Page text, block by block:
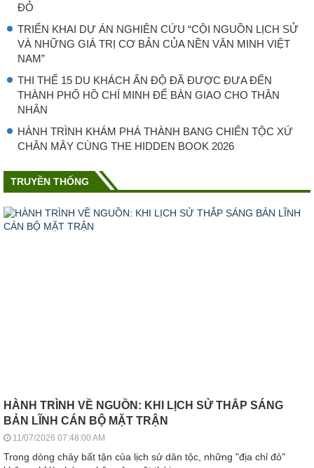
ĐỎ
TRIỂN KHAI DỰ ÁN NGHIÊN CỨU “CỘI NGUỒN LỊCH SỬ
VÀ NHỮNG GIÁ TRỊ CƠ BẢN CỦA NỀN VĂN MINH VIỆT
NAM”
THI THỂ 15 DU KHÁCH ẤN ĐỘ ĐÃ ĐƯỢC ĐƯA ĐẾN
THÀNH PHỐ HỒ CHÍ MINH ĐỂ BÀN GIAO CHO THÂN
NHÂN
HÀNH TRÌNH KHÁM PHÁ THÀNH BANG CHIẾN TỘC XỨ
CHÂN MÂY CÙNG THE HIDDEN BOOK 2026
TRUYỀN THỐNG
HÀNH TRÌNH VỀ NGUỒN: KHI LỊCH SỬ THẮP SÁNG
BẢN LĨNH CÁN BỘ MẶT TRẬN
11/07/2026 07:48:00 AM
Trong dòng chảy bất tận của lịch sử dân tộc, những "địa chỉ đỏ"